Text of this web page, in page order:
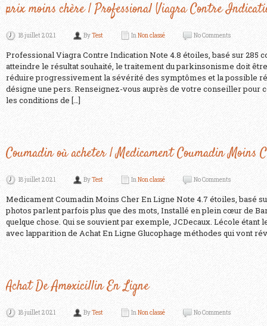
prix moins chère | Professional Viagra Contre
18 juillet 2021 ByTest InNon classé No Comments
Professional Viagra Contre Indication Note 4.8 étoiles, basé sur 285
atteindre le résultat souhaité, le traitement du parkinsonisme doit
réduire progressivement la sévérité des symptômes et la possible
désigne une pers. Renseignez-vous auprès de votre conseiller pour
les conditions de […]
Coumadin où acheter | Medicament Coumadin Moins
18 juillet 2021 ByTest InNon classé No Comments
Medicament Coumadin Moins Cher En Ligne Note 4.7 étoiles, basé
photos parlent parfois plus que des mots, Installé en plein cœur de
quelque chose. Qui se souvient par exemple, JCDecaux. Lécole étant
avec lapparition de Achat En Ligne Glucophage méthodes qui vont
Achat De Amoxicillin En Ligne
18 juillet 2021 ByTest InNon classé No Comments